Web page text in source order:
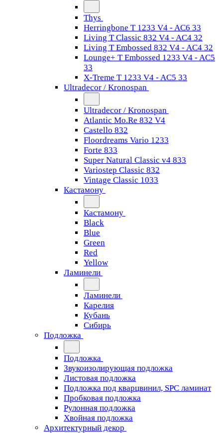
Thys
Herringbone T 1233 V4 - AC6 33
Living T Classic 832 V4 - AC4 32
Living T Embossed 832 V4 - AC4 32
Lounge+ T Embossed 1233 V4 - AC5
33
X-Treme T 1233 V4 - AC5 33
Ultradecor / Kronospan
Ultradecor / Kronospan
Atlantic Mo.Re 832 V4
Castello 832
Floordreams Vario 1233
Forte 833
Super Natural Classic v4 833
Variostep Classic 832
Vintage Classic 1033
Кастамону
Кастамону
Black
Blue
Green
Red
Yellow
Ламинели
Ламинели
Карелия
Кубань
Сибирь
Подложка
Подложка
Звукоизолирующая подложка
Листовая подложка
Подложка под кварцвинил, SPC ламинат
Пробковая подложка
Рулонная подложка
Хвойная подложка
Архитектурный декор